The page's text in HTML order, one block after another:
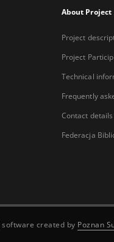
About Project
Project
Project
Technical
Frequently
Contact details
Federacja
software created by Poznan